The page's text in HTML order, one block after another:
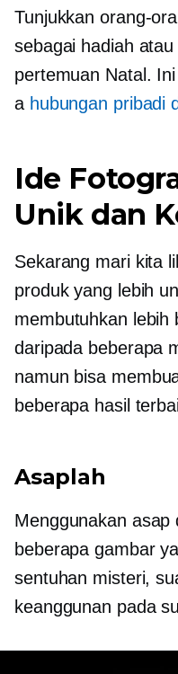
Tunjukkan orang-
sebagai hadiah
pertemuan Natal.
a hubungan pribadi
Ide
Unik dan
Sekarang mari kita
produk yang lebih
membutuhkan lebih
daripada beberapa
namun bisa
beberapa hasil
Asaplah
Menggunakan asap
beberapa gambar
sentuhan misteri,
keanggunan pada